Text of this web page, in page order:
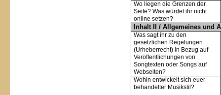
Wo liegen die Grenzen der
Seite? Was würdet ihr nicht
online setzen?
Inhalt II / Allgemeines und
Was sagt ihr zu den
gesetzlichen Regelungen
(Urheberrecht) in Bezug auf
Veröffentlichungen von
Songtexten oder Songs auf
Webseiten?
Wohin entwickelt sich euer
behandelter Musikstil?